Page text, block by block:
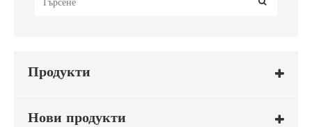
Продукти
Нови продукти